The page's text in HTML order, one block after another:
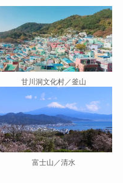
甘川洞文化村／釜山
富士山／清水